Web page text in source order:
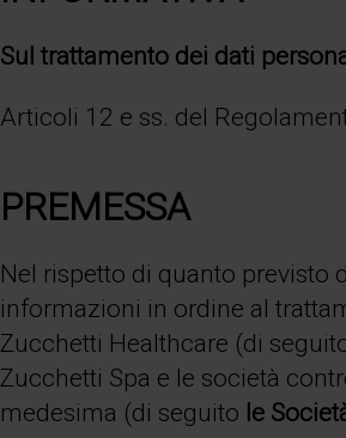
Sul trattamento dei dati
Articoli 12 e ss. del
PREMESSA
Nel rispetto di quanto previsto
informazioni in ordine al
Zucchetti Healthcare (di
Zucchetti Spa e le società
medesima (di seguito le